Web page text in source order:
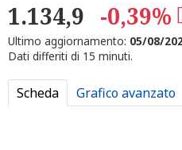
1.134,9 -0,39%
Ultimo aggiornamento: 05/08/
Dati differiti di 15 minuti.
Scheda Grafico avanzato